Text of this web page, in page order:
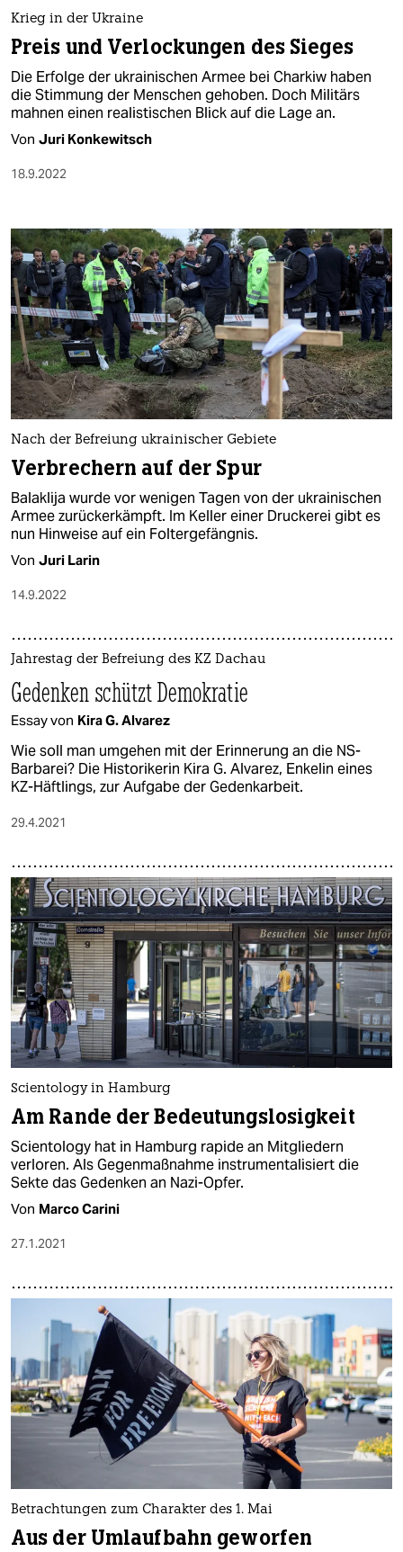
Krieg in der Ukraine
Preis und Verlockungen des Sieges
Die Erfolge der ukrainischen Armee bei Charkiw haben
die Stimmung der Menschen gehoben. Doch Militärs
mahnen einen realistischen Blick auf die Lage an.
Von Juri Konkewitsch
18.9.2022
Nach der Befreiung ukrainischer Gebiete
Verbrechern auf der Spur
Balaklija wurde vor wenigen Tagen von der ukrainischen
Armee zurückerkämpft. Im Keller einer Druckerei gibt es
nun Hinweise auf ein Foltergefängnis.
Von Juri Larin
14.9.2022
Jahrestag der Befreiung des KZ Dachau
Gedenken schützt Demokratie
Essay von Kira G. Alvarez
Wie soll man umgehen mit der Erinnerung an die NS-
Barbarei? Die Historikerin Kira G. Alvarez, Enkelin eines
KZ-Häftlings, zur Aufgabe der Gedenkarbeit.
29.4.2021
Scientology in Hamburg
Am Rande der Bedeutungslosigkeit
Scientology hat in Hamburg rapide an Mitgliedern
verloren. Als Gegenmaßnahme instrumentalisiert die
Sekte das Gedenken an Nazi-Opfer.
Von Marco Carini
27.1.2021
Betrachtungen zum Charakter des 1. Mai
Aus der Umlaufbahn geworfen